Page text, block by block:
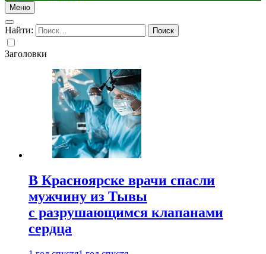
Меню
Найти:
Заголовки
В Красноярске врачи спасли
мужчину из Тывы
с разрушающимся клапанами
сердца